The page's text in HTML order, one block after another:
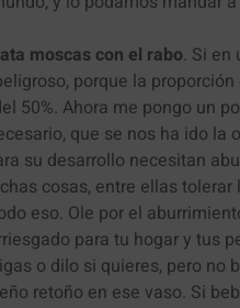
moscas con el rabo. Si en
porque la
50%. Ahora me pongo un
que se nos ha ido la
su desarrollo necesitan
cosas, entre ellas
eso. Ole por el
para tu hogar y tus
o dilo si quieres, pero no
retoño en ese vaso. Si